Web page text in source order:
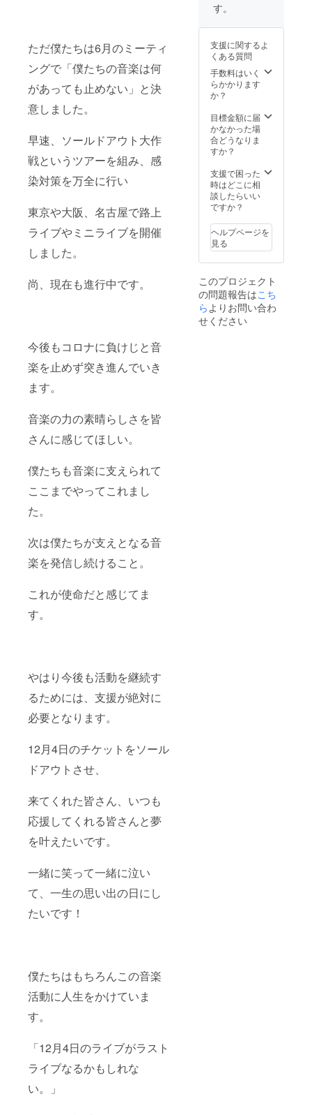
ただ僕たちは6月のミーティ
ングで「僕たちの音楽は何
があっても止めない」と決
意しました。
早速、ソールドアウト大作
戦というツアーを組み、感
染対策を万全に行い
東京や大阪、名古屋で路上
ライブやミニライブを開催
しました。
尚、現在も進行中です。
今後もコロナに負けじと音
楽を止めず突き進んでいき
ます。
音楽の力の素晴らしさを皆
さんに感じてほしい。
僕たちも音楽に支えられて
ここまでやってこれまし
た。
次は僕たちが支えとなる音
楽を発信し続けること。
これが使命だと感じてま
す。
やはり今後も活動を継続す
るためには、支援が絶対に
必要となります。
12月4日のチケットをソール
ドアウトさせ、
来てくれた皆さん、いつも
応援してくれる皆さんと夢
を叶えたいです。
一緒に笑って一緒に泣い
て、一生の思い出の日にし
たいです！
僕たちはもちろんこの音楽
活動に人生をかけていま
す。
「12月4日のライブがラスト
ライブなるかもしれな
い。」
色紙は
でのお
渡し予
定 ※交
流会は
2022年
東京大
阪二ヵ
所開催
予定
決定時
告知し
ます）
（社会
より延
期有）
いつに
なるか
ません
が必ず
開催し
ます！
※参加券
す。
支援に関するよ
くある質問
手数料はいく
らかかります
か？
目標金額に届
かなかった場
合どうなりま
すか？
支援で困った
時はどこに相
談したらいい
ですか？
ヘルプページを
見る
このプロジェクト
の問題報告はこち
らよりお問い合わ
せください